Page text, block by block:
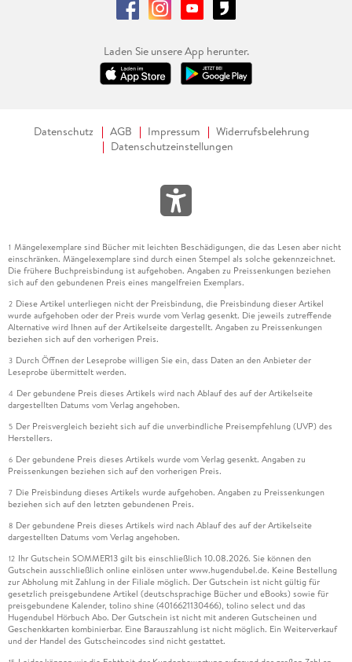
Laden Sie unsere App herunter.
Datenschutz AGB Impressum
Widerrufsbelehrung
Datenschutzeinstellungen
1 Mängelexemplare sind Bücher mit leichten Beschädigungen, die das Lesen aber nicht
einschränken. Mängelexemplare sind durch einen Stempel als solche gekennzeichnet.
Die frühere Buchpreisbindung ist aufgehoben. Angaben zu Preissenkungen beziehen
sich auf den gebundenen Preis eines mangelfreien Exemplars.
2 Diese Artikel unterliegen nicht der Preisbindung, die Preisbindung dieser Artikel
wurde aufgehoben oder der Preis wurde vom Verlag gesenkt. Die jeweils zutreffende
Alternative wird Ihnen auf der Artikelseite dargestellt. Angaben zu Preissenkungen
beziehen sich auf den vorherigen Preis.
3 Durch Öffnen der Leseprobe willigen Sie ein, dass Daten an den Anbieter der
Leseprobe übermittelt werden.
4 Der gebundene Preis dieses Artikels wird nach Ablauf des auf der Artikelseite
dargestellten Datums vom Verlag angehoben.
5 Der Preisvergleich bezieht sich auf die unverbindliche Preisempfehlung (UVP) des
Herstellers.
6 Der gebundene Preis dieses Artikels wurde vom Verlag gesenkt. Angaben zu
Preissenkungen beziehen sich auf den vorherigen Preis.
7 Die Preisbindung dieses Artikels wurde aufgehoben. Angaben zu Preissenkungen
beziehen sich auf den letzten gebundenen Preis.
8 Der gebundene Preis dieses Artikels wird nach Ablauf des auf der Artikelseite
dargestellten Datums vom Verlag angehoben.
12 Ihr Gutschein SOMMER13 gilt bis einschließlich 10.08.2026. Sie können den
Gutschein ausschließlich online einlösen unter www.hugendubel.de. Keine Bestellung
zur Abholung mit Zahlung in der Filiale möglich. Der Gutschein ist nicht gültig für
gesetzlich preisgebundene Artikel (deutschsprachige Bücher und eBooks) sowie für
preisgebundene Kalender, tolino shine (4016621130466), tolino select und das
Hugendubel Hörbuch Abo. Der Gutschein ist nicht mit anderen Gutscheinen und
Geschenkkarten kombinierbar. Eine Barauszahlung ist nicht möglich. Ein Weiterverkauf
und der Handel des Gutscheincodes sind nicht gestattet.